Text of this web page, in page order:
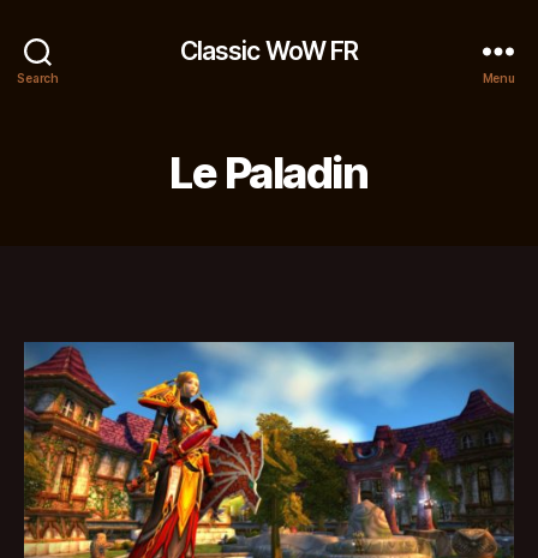
Search
Classic WoW FR
Menu
Le Paladin